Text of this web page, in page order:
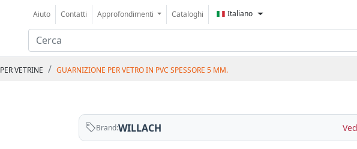
Aiuto Contatti Approfondimenti Cataloghi Italiano
PER VETRINE GUARNIZIONE PER VETRO IN PVC SPESSORE 5 MM.
Brand:WILLACH